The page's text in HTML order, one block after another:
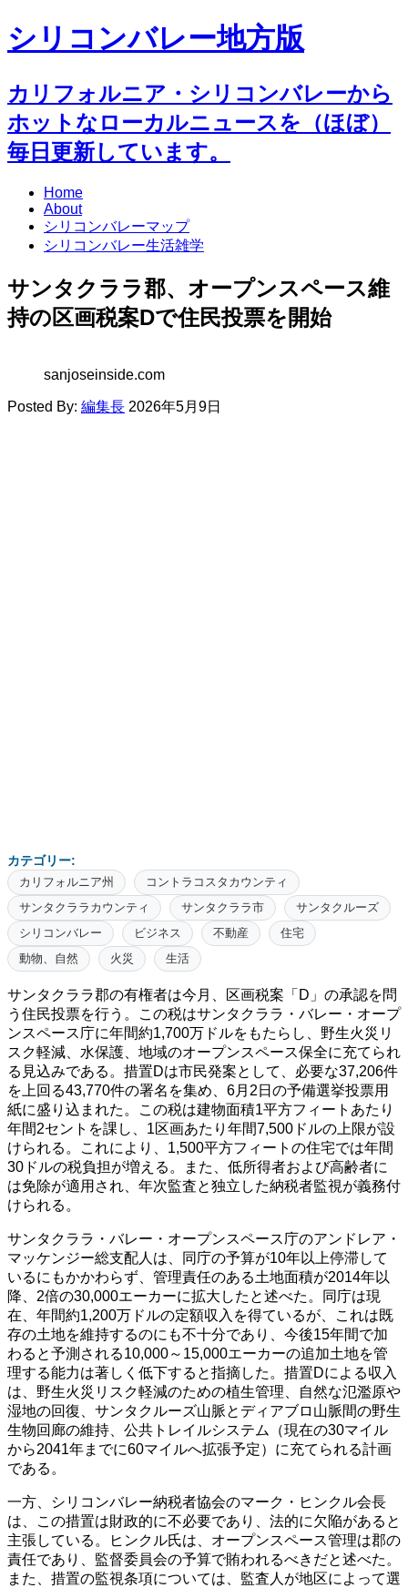
シリコンバレー地方版
カリフォルニア・シリコンバレーから
ホットなローカルニュースを（ほぼ）
毎日更新しています。
Home
About
シリコンバレーマップ
シリコンバレー生活雑学
サンタクララ郡、オープンスペース維
持の区画税案Dで住民投票を開始
sanjoseinside.com
Posted By: 編集長 2026年5月9日
カテゴリー:
カリフォルニア州
コントラコスタカウンティ
サンタクララカウンティ
サンタクララ市
サンタクルーズ
シリコンバレー
ビジネス 不動産
住宅
動物、自然
火災 生活
サンタクララ郡の有権者は今月、区画税案「D」の承認を問
う住民投票を行う。この税はサンタクララ・バレー・オープ
ンスペース庁に年間約1,700万ドルをもたらし、野生火災リ
スク軽減、水保護、地域のオープンスペース保全に充てられ
る見込みである。措置Dは市民発案として、必要な37,206件
を上回る43,770件の署名を集め、6月2日の予備選挙投票用
紙に盛り込まれた。この税は建物面積1平方フィートあたり
年間2セントを課し、1区画あたり年間7,500ドルの上限が設
けられる。これにより、1,500平方フィートの住宅では年間
30ドルの税負担が増える。また、低所得者および高齢者に
は免除が適用され、年次監査と独立した納税者監視が義務付
けられる。
サンタクララ・バレー・オープンスペース庁のアンドレア・
マッケンジー総支配人は、同庁の予算が10年以上停滞して
いるにもかかわらず、管理責任のある土地面積が2014年以
降、2倍の30,000エーカーに拡大したと述べた。同庁は現
在、年間約1,200万ドルの定額収入を得ているが、これは既
存の土地を維持するのにも不十分であり、今後15年間で加
わると予測される10,000～15,000エーカーの追加土地を管
理する能力は著しく低下すると指摘した。措置Dによる収入
は、野生火災リスク軽減のための植生管理、自然な氾濫原や
湿地の回復、サンタクルーズ山脈とディアブロ山脈間の野生
生物回廊の維持、公共トレイルシステム（現在の30マイル
から2041年までに60マイルへ拡張予定）に充てられる計画
である。
一方、シリコンバレー納税者協会のマーク・ヒンクル会長
は、この措置は財政的に不必要であり、法的に欠陥があると
主張している。ヒンクル氏は、オープンスペース管理は郡の
責任であり、監督委員会の予算で賄われるべきだと述べた。
また、措置の監視条項については、監査人が地区によって選